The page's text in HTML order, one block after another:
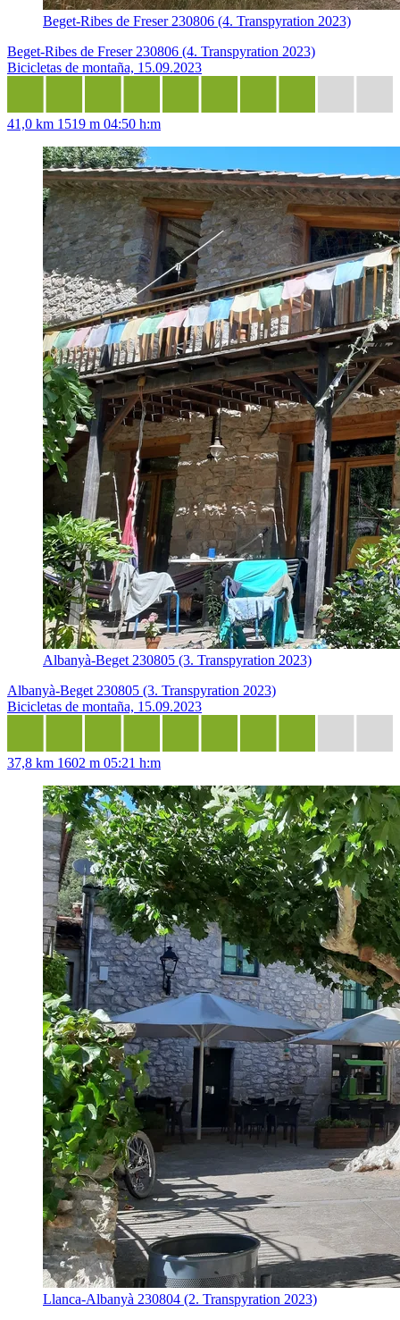
Beget-Ribes de Freser 230806 (4. Transpyration 2023)
Beget-Ribes de Freser 230806 (4. Transpyration 2023)
Bicicletas de montaña, 15.09.2023
41,0 km 1519 m 04:50 h:m
Albanyà-Beget 230805 (3. Transpyration 2023)
Albanyà-Beget 230805 (3. Transpyration 2023)
Bicicletas de montaña, 15.09.2023
37,8 km 1602 m 05:21 h:m
Llanca-Albanyà 230804 (2. Transpyration 2023)